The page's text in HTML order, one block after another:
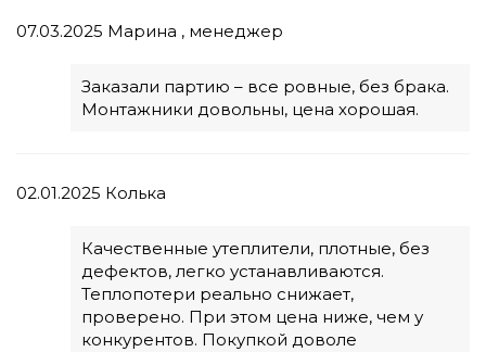
07.03.2025 Марина , менеджер
Заказали партию – все ровные, без брака.
Монтажники довольны, цена хорошая.
02.01.2025 Колька
Качественные утеплители, плотные, без
дефектов, легко устанавливаются.
Теплопотери реально снижает,
проверено. При этом цена ниже, чем у
конкурентов. Покупкой доволе